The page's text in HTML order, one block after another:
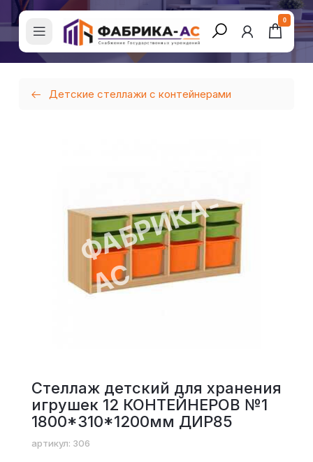
0
Детские стеллажи с контейнерами
Стеллаж детский для хранения
игрушек 12 КОНТЕЙНЕРОВ №1
1800*310*1200мм ДИР85
артикул: 306